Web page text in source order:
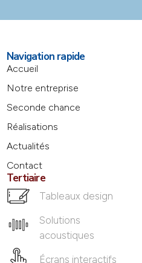
Navigation rapide
Accueil
Notre entreprise
Seconde chance
Réalisations
Actualités
Contact
Tertiaire
Tableaux design
Solutions
acoustiques
Écrans interactifs